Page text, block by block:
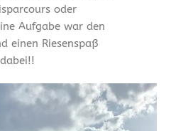
oder
Aufgabe war den
einen Riesenspaß